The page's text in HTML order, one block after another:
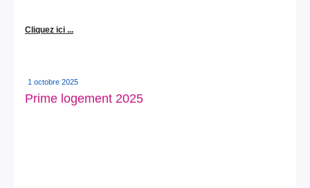
Cliquez ici ...
1 octobre 2025
Prime logement 2025